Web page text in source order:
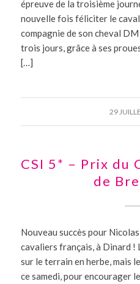
épreuve de la troisième
nouvelle fois féliciter le
compagnie de son cheval
trois jours, grâce à ses
[…]
29
CSI 5* – Prix du
de
Nouveau succès pour
cavaliers français, à Dinard !
sur le terrain en herbe, mais
ce samedi, pour encourager